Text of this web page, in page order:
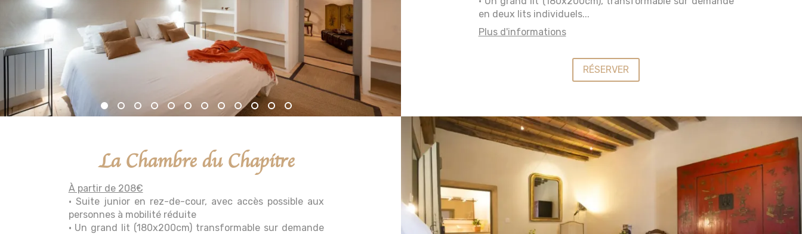
en deux lits individuels...
Plus d'informations
RÉSERVER
La Chambre du Chapitre
À partir de 208€
• Suite junior en rez-de-cour, avec accès possible aux
personnes à mobilité réduite
• Un grand lit (180x200cm) transformable sur demande